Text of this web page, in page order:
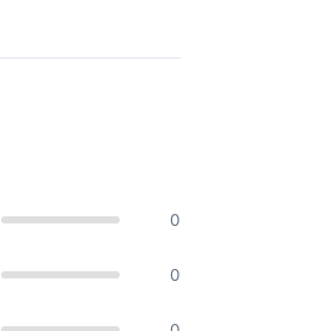
0
0